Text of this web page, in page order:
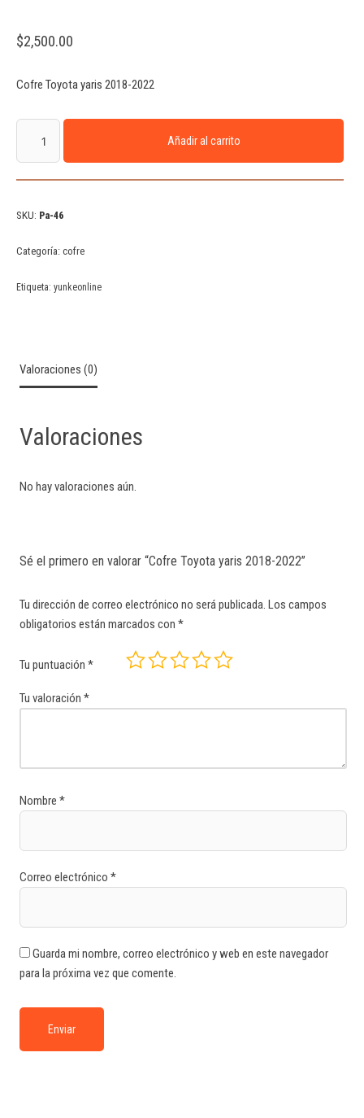
$2,500.00
Cofre Toyota yaris 2018-2022
Añadir al carrito
SKU: Pa-46
Categoría: cofre
Etiqueta: yunkeonline
Valoraciones (0)
Valoraciones
No hay valoraciones aún.
Sé el primero en valorar “Cofre Toyota yaris 2018-2022”
Tu dirección de correo electrónico no será publicada. Los campos
obligatorios están marcados con *
Tu puntuación *
Tu valoración *
Nombre *
Correo electrónico *
Guarda mi nombre, correo electrónico y web en este navegador
para la próxima vez que comente.